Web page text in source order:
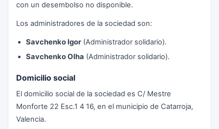
con un desembolso no disponible.
Los administradores de la sociedad son:
Savchenko Igor (Administrador solidario).
Savchenko Olha (Administrador solidario).
Domicilio social
El domicilio social de la sociedad es C/ Mestre
Monforte 22 Esc.1 4 16, en el municipio de Catarroja,
Valencia.